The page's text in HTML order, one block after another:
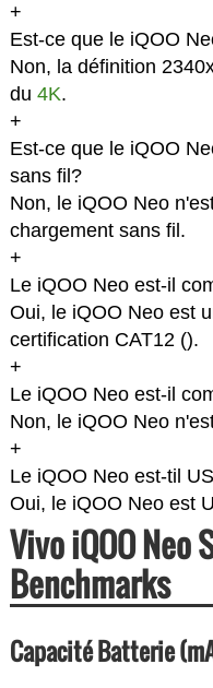
+
Est-ce que le iQOO
Non, la définition
du 4K.
+
Est-ce que le iQOO
sans fil?
Non, le iQOO Neo
chargement sans fil.
+
Le iQOO Neo est-il
Oui, le iQOO Neo est
certification CAT12 ().
+
Le iQOO Neo est-il
Non, le iQOO Neo
+
Le iQOO Neo est-til
Oui, le iQOO Neo est
Vivo iQOO Neo
Benchmarks
Capacité Batterie